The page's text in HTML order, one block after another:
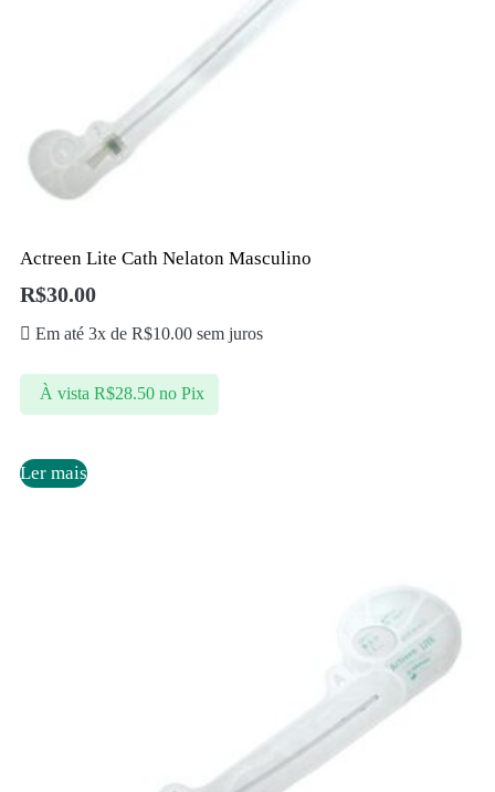
Actreen Lite Cath Nelaton Masculino
R$30.00
Em até 3x de R$10.00 sem juros
À vista R$28.50 no Pix
Ler mais